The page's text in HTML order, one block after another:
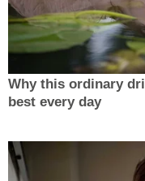
Why this ordinary
best every day